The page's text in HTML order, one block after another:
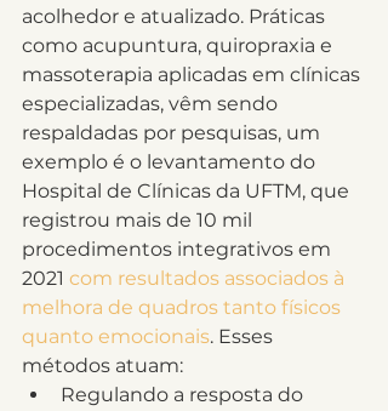
acolhedor e atualizado. Práticas
como acupuntura, quiropraxia e
massoterapia aplicadas em clínicas
especializadas, vêm sendo
respaldadas por pesquisas, um
exemplo é o levantamento do
Hospital de Clínicas da UFTM, que
registrou mais de 10 mil
procedimentos integrativos em
2021 com resultados associados à
melhora de quadros tanto físicos
quanto emocionais. Esses
métodos atuam:
Regulando a resposta do